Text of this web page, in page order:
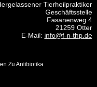
Tierheilpraktiker
Geschäftsstelle
Fasanenweg 4
21259 Otter
E-Mail: info@f-n-thp.de
Zu Antibiotika